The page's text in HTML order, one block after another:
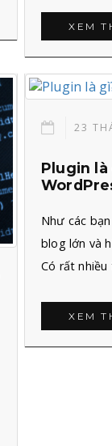
XEM
23
Plugin
Như các
blog lớn và
Có rất
XEM